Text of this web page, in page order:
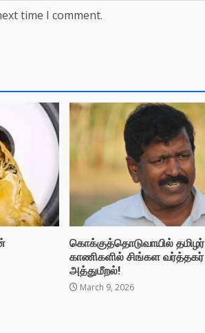
time I comment.
கொக்குத்தொடுவாயில் தமிழர்
காணிகளில் சிங்கள வர்த்தகர்
அத்துமீறல்!
March 9, 2026